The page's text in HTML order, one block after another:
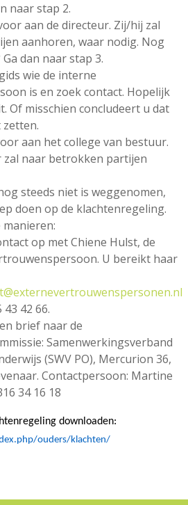
naar stap 2.
aan de directeur. Zij/hij zal
aanhoren, waar nodig. Nog
dan naar stap 3.
wie de interne
is en zoek contact. Hopelijk
Of misschien concludeert u dat
aan het college van bestuur.
naar betrokken partijen
steeds niet is weggenomen,
doen op de klachtenregeling.
op met Chiene Hulst, de
U bereikt haar
42 66.
brief naar de
Samenwerkingsverband
(SWV PO), Mercurion 36,
Contactpersoon: Martine
34 16 18
downloaden:
ouders/klachten/